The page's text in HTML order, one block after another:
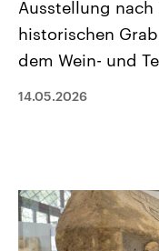
Landtagswahl
2026
Alle Informationen
Landtag. Seit 2021 wird
und Kandidaten der
Wahl.
Audio-Archiv
Ausstellung nach
historischen
dem Wein- und
14.05.2026